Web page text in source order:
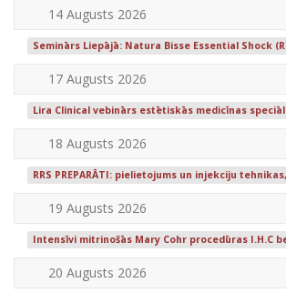
14 Augusts 2026
Seminārs Liepājā: Natura Bisse Essential Shock
17 Augusts 2026
Lira Clinical vebinārs estētiskās medicīnas
18 Augusts 2026
RRS PREPARĀTI: pielietojums un injekciju
19 Augusts 2026
Intensīvi mitrinošās Mary Cohr procedūras I.H.C
20 Augusts 2026